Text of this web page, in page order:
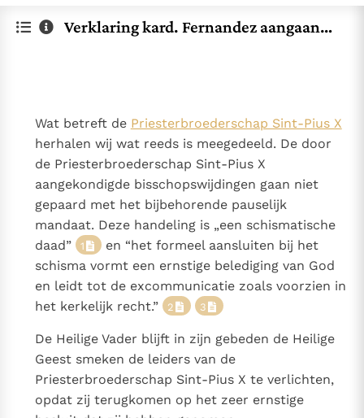
Documenten
Denzinger
Over RK Documenten
Gebruiksvoorwaarden
Nieuwste Documenten
5. Het gebed van de Kerk
In Christus wordt onze honger vervuld
Leer de kostbare parel van Gods koninkrijk te
herkennen
Gods Koninkrijk groeit stilletjes door liefde, niet door
dwang
De mystiek. De mystieke verschijnselen en de
heiligheid
Berichten
Het Vaticaan publiceert een nieuwe Latijnse uitgave
van het Romeins martyrologium
Vaticaanse financiële waakhond verliest autonomie
Paus spreekt het Wereldvoedselprogramma toe
Verklaring kard. Fernandez aangaande
Wat betreft de Priesterbroederschap Sint-Pius X
herhalen wij wat reeds is meegedeeld. De door
de Priesterbroederschap Sint-Pius X
aangekondigde bisschopswijdingen gaan niet
gepaard met het bijbehorende pauselijk
mandaat. Deze handeling is „een schismatische
daad”
1
en “het formeel aansluiten bij het
schisma vormt een ernstige belediging van God
en leidt tot de excommunicatie zoals voorzien in
het kerkelijk recht.”
2 3
De Heilige Vader blijft in zijn gebeden de Heilige
Geest smeken de leiders van de
Priesterbroederschap Sint-Pius X te verlichten,
opdat zij terugkomen op het zeer ernstige